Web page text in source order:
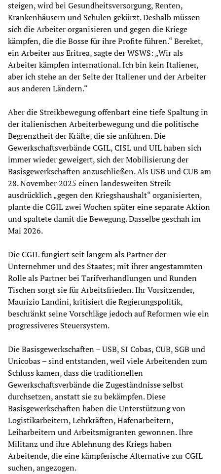
steigen, wird bei Gesundheitsversorgung, Renten,
Krankenhäusern und Schulen gekürzt. Deshalb müssen
sich die Arbeiter organisieren und gegen die Kriege
kämpfen, die die Bosse für ihre Profite führen.“ Bereket,
ein Arbeiter aus Eritrea, sagte der WSWS: „Wir als
Arbeiter kämpfen international. Ich bin kein Italiener,
aber ich stehe an der Seite der Italiener und der Arbeiter
aus anderen Ländern.“
Aber die Streikbewegung offenbart eine tiefe Spaltung in
der italienischen Arbeiterbewegung und die politische
Begrenztheit der Kräfte, die sie anführen. Die
Gewerkschaftsverbände CGIL, CISL und UIL haben sich
immer wieder geweigert, sich der Mobilisierung der
Basisgewerkschaften anzuschließen. Als USB und CUB am
28. November 2025 einen landesweiten Streik
ausdrücklich „gegen den Kriegshaushalt“ organisierten,
plante die CGIL zwei Wochen später eine separate Aktion
und spaltete damit die Bewegung. Dasselbe geschah im
Mai 2026.
Die CGIL fungiert seit langem als Partner der
Unternehmer und des Staates; mit ihrer angestammten
Rolle als Partner bei Tarifverhandlungen und Runden
Tischen sorgt sie für Arbeitsfrieden. Ihr Vorsitzender,
Maurizio Landini, kritisiert die Regierungspolitik,
beschränkt seine Vorschläge jedoch auf Reformen wie ein
progressiveres Steuersystem.
Die Basisgewerkschaften – USB, SI Cobas, CUB, SGB und
Unicobas – sind entstanden, weil viele Arbeitenden zum
Schluss kamen, dass die traditionellen
Gewerkschaftsverbände die Zugeständnisse selbst
durchsetzen, anstatt sie zu bekämpfen. Diese
Basisgewerkschaften haben die Unterstützung von
Logistikarbeitern, Lehrkräften, Hafenarbeitern,
Leiharbeitern und Arbeitsmigranten gewonnen. Ihre
Militanz und ihre Ablehnung des Kriegs haben
Arbeitende, die eine kämpferische Alternative zur CGIL
suchen, angezogen.